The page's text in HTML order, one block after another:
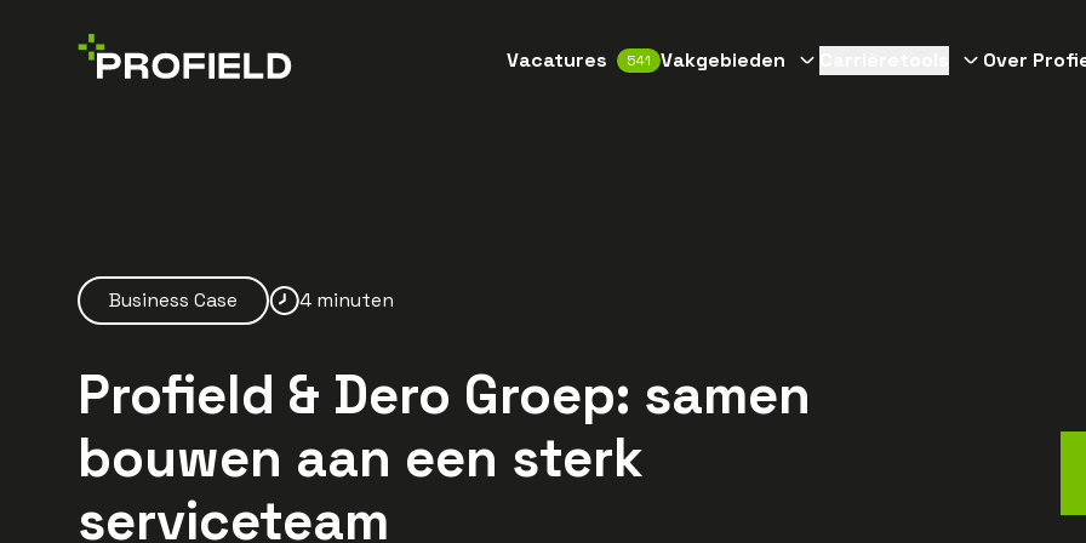
Vacatures 541 Vakgebieden Over
Business Case 4 minuten
Profield & Dero Groep: samen
bouwen aan een sterk
serviceteam